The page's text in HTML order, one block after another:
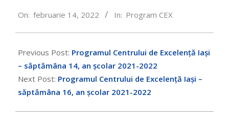
02-
On: februarie 14, 2022 In: Program CEX
Previous Post: Programul Centrului de Excelență Iași
– săptămâna 14, an școlar 2021-2022
Next Post: Programul Centrului de Excelență Iași –
săptămâna 16, an școlar 2021-2022